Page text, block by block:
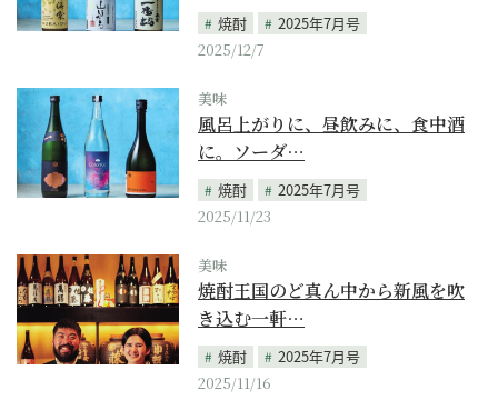
焼酎
2025年7月号
2025/12/7
美味
風呂上がりに、昼飲みに、食中酒
に。ソーダ…
焼酎
2025年7月号
2025/11/23
美味
焼酎王国のど真ん中から新風を吹
き込む一軒…
焼酎
2025年7月号
2025/11/16